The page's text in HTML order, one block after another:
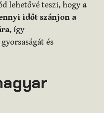
lehetővé teszi, hogya
időt szánjon a
, így
és